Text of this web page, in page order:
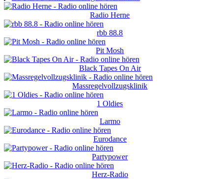
Radio Herne
rbb 88.8
Pit Mosh
Black Tapes On Air
Massregelvollzugsklinik
1 Oldies
Larmo
Eurodance
Partypower
Herz-Radio